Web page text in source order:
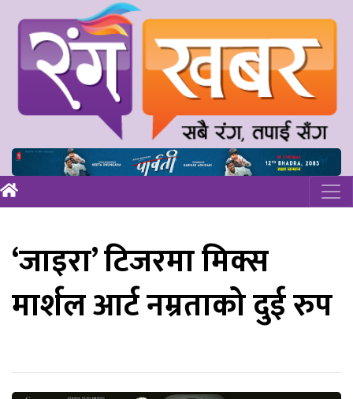
‘जाइरा’ टिजरमा मिक्स
मार्शल आर्ट नम्रताको दुई रुप